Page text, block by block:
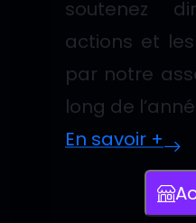
soutenez
actions et
par notre
long de
En savoir +